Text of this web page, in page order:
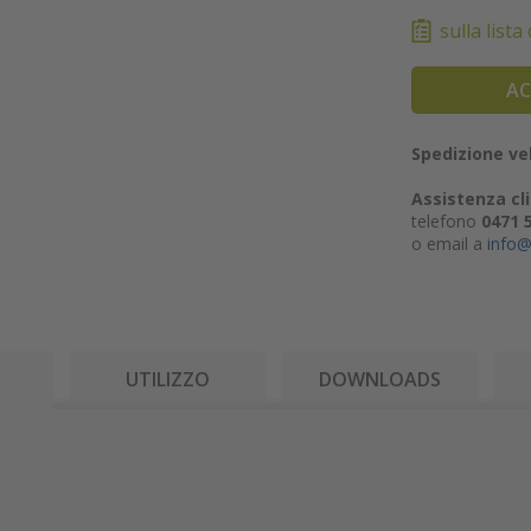
sulla lista
Spedizione
Assistenza
telefono 0471
o email a
UTILIZZO DOWNLOADS